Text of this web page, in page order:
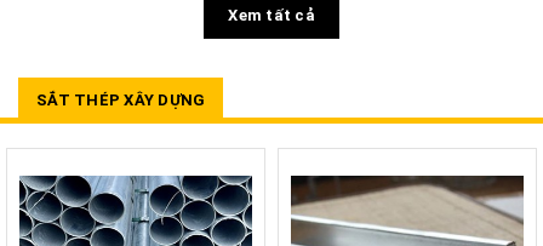
Xem tất cả
SẮT THÉP XÂY DỰNG